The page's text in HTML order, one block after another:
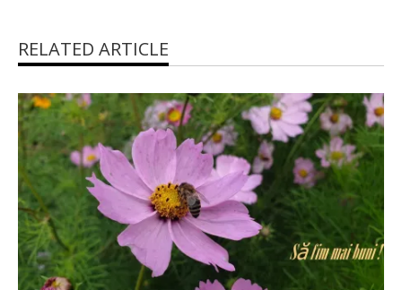
RELATED ARTICLE